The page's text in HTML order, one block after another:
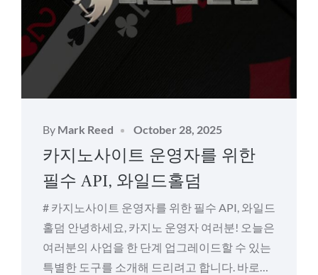
By Mark Reed
Posted
on
October 28, 2025
카지노사이트 운영자를 위한
필수 API, 와일드홀덤
# 카지노사이트 운영자를 위한 필수 API, 와일드
홀덤 안녕하세요, 카지노 운영자 여러분! 오늘은
여러분의 사업을 한 단계 업그레이드할 수 있는
특별한 도구를 소개해 드리려고 합니다. 바로…